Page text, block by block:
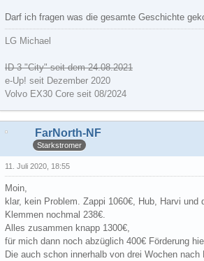
Darf ich fragen was die gesamte Geschichte
LG Michael
ID 3 "City" seit dem 24.08.2021
e-Up! seit Dezember 2020
Volvo EX30 Core seit 08/2024
FarNorth-NF
Starkstromer
11. Juli 2020, 18:55
Moin,
klar, kein Problem. Zappi 1060€, Hub, Harvi und
Klemmen nochmal 238€.
Alles zusammen knapp 1300€,
für mich dann noch abzüglich 400€ Förderung
Die auch schon innerhalb von drei Wochen nach